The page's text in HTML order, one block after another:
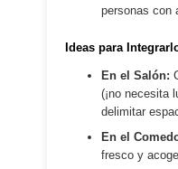
personas con
Ideas para
En el Salón:
(¡no necesita
delimitar
En el
fresco y